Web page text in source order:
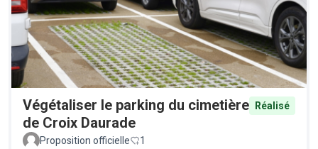
Végétaliser le parking du cimetière
de Croix Daurade
Réalisé
Proposition officielle 1